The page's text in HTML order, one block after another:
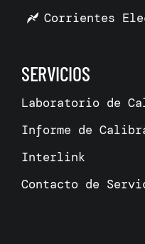
Corrientes
SERVICIOS
Laboratorio de
Informe de
Interlink
Contacto de